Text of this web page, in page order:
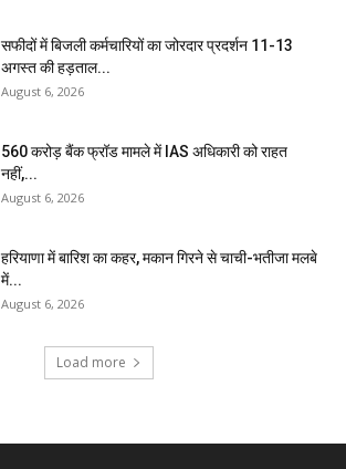
सफीदों में बिजली कर्मचारियों का जोरदार प्रदर्शन 11-13
अगस्त की हड़ताल...
August 6, 2026
₹560 करोड़ बैंक फ्रॉड मामले में IAS अधिकारी को राहत
नहीं,...
August 6, 2026
हरियाणा में बारिश का कहर, मकान गिरने से चाची-भतीजा मलबे
में...
August 6, 2026
Load more